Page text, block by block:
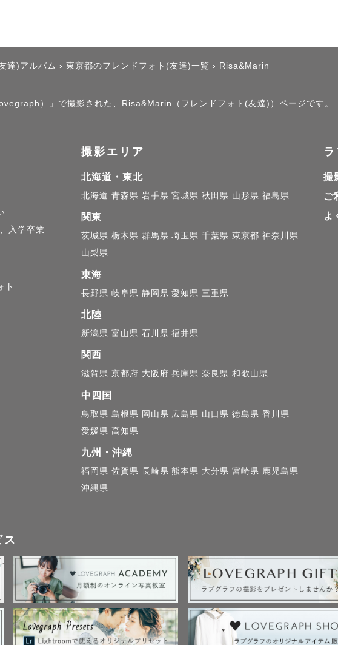
達)アルバム › 東京都のフレンドフォト(友達)一覧 › Risa&Marin
）」で撮影された、Risa&Marin（フレンドフォト(友達)）ページです。
入学卒業
ト
撮影エリア
北海道・東北
北海道 青森県 岩手県 宮城県 秋田県 山形県 福島県
関東
茨城県 栃木県 群馬県 埼玉県 千葉県 東京都 神奈川県
山梨県
東海
長野県 岐阜県 静岡県 愛知県 三重県
北陸
新潟県 富山県 石川県 福井県
関西
滋賀県 京都府 大阪府 兵庫県 奈良県 和歌山県
中四国
鳥取県 島根県 岡山県 広島県 山口県 徳島県 香川県
愛媛県 高知県
九州・沖縄
福岡県 佐賀県 長崎県 熊本県 大分県 宮崎県 鹿児島県
沖縄県
撮
ご
よ